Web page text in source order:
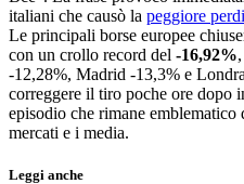
italiani che causò la peggiore
Le principali borse europee
con un crollo record del -16,92%
-12,28%, Madrid -13,3% e
correggere il tiro poche ore dopo
episodio che rimane
mercati e i media.
Leggi anche